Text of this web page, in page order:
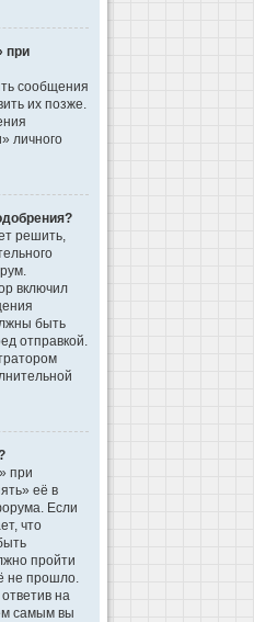
при
сообщения
их позже.
личного
решить,
включил
быть
отправкой.
при
её в
Если
что
пройти
не прошло.
на
самым вы